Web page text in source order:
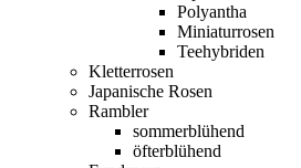
Polyantha
Miniaturrosen
Teehybriden
Kletterrosen
Japanische Rosen
Rambler
sommerblühend
öfterblühend